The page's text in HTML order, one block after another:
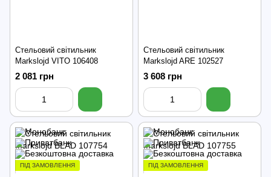
Стельовий світильник
Markslojd VITO 106408
2 081 грн
Стельовий світильник
Markslojd ARE 102527
3 608 грн
ПІД ЗАМОВЛЕННЯ ПІД ЗАМОВЛЕННЯ